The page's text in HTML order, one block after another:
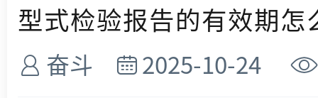
型式检验报告的有效期怎
奋斗 2025-10-24